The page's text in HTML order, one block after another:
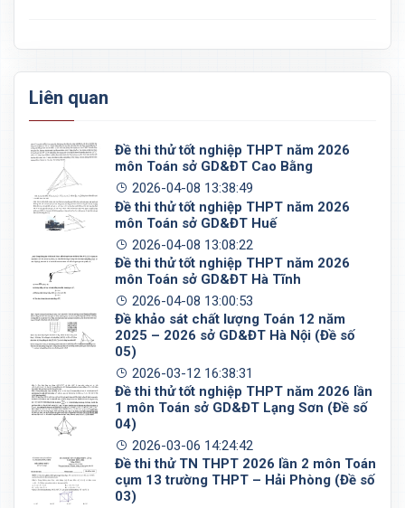
Liên quan
Đề thi thử tốt nghiệp THPT năm 2026
môn Toán sở GD&ĐT Cao Bằng
2026-04-08 13:38:49
Đề thi thử tốt nghiệp THPT năm 2026
môn Toán sở GD&ĐT Huế
2026-04-08 13:08:22
Đề thi thử tốt nghiệp THPT năm 2026
môn Toán sở GD&ĐT Hà Tĩnh
2026-04-08 13:00:53
Đề khảo sát chất lượng Toán 12 năm
2025 – 2026 sở GD&ĐT Hà Nội (Đề số
05)
2026-03-12 16:38:31
Đề thi thử tốt nghiệp THPT năm 2026 lần
1 môn Toán sở GD&ĐT Lạng Sơn (Đề số
04)
2026-03-06 14:24:42
Đề thi thử TN THPT 2026 lần 2 môn Toán
cụm 13 trường THPT – Hải Phòng (Đề số
03)